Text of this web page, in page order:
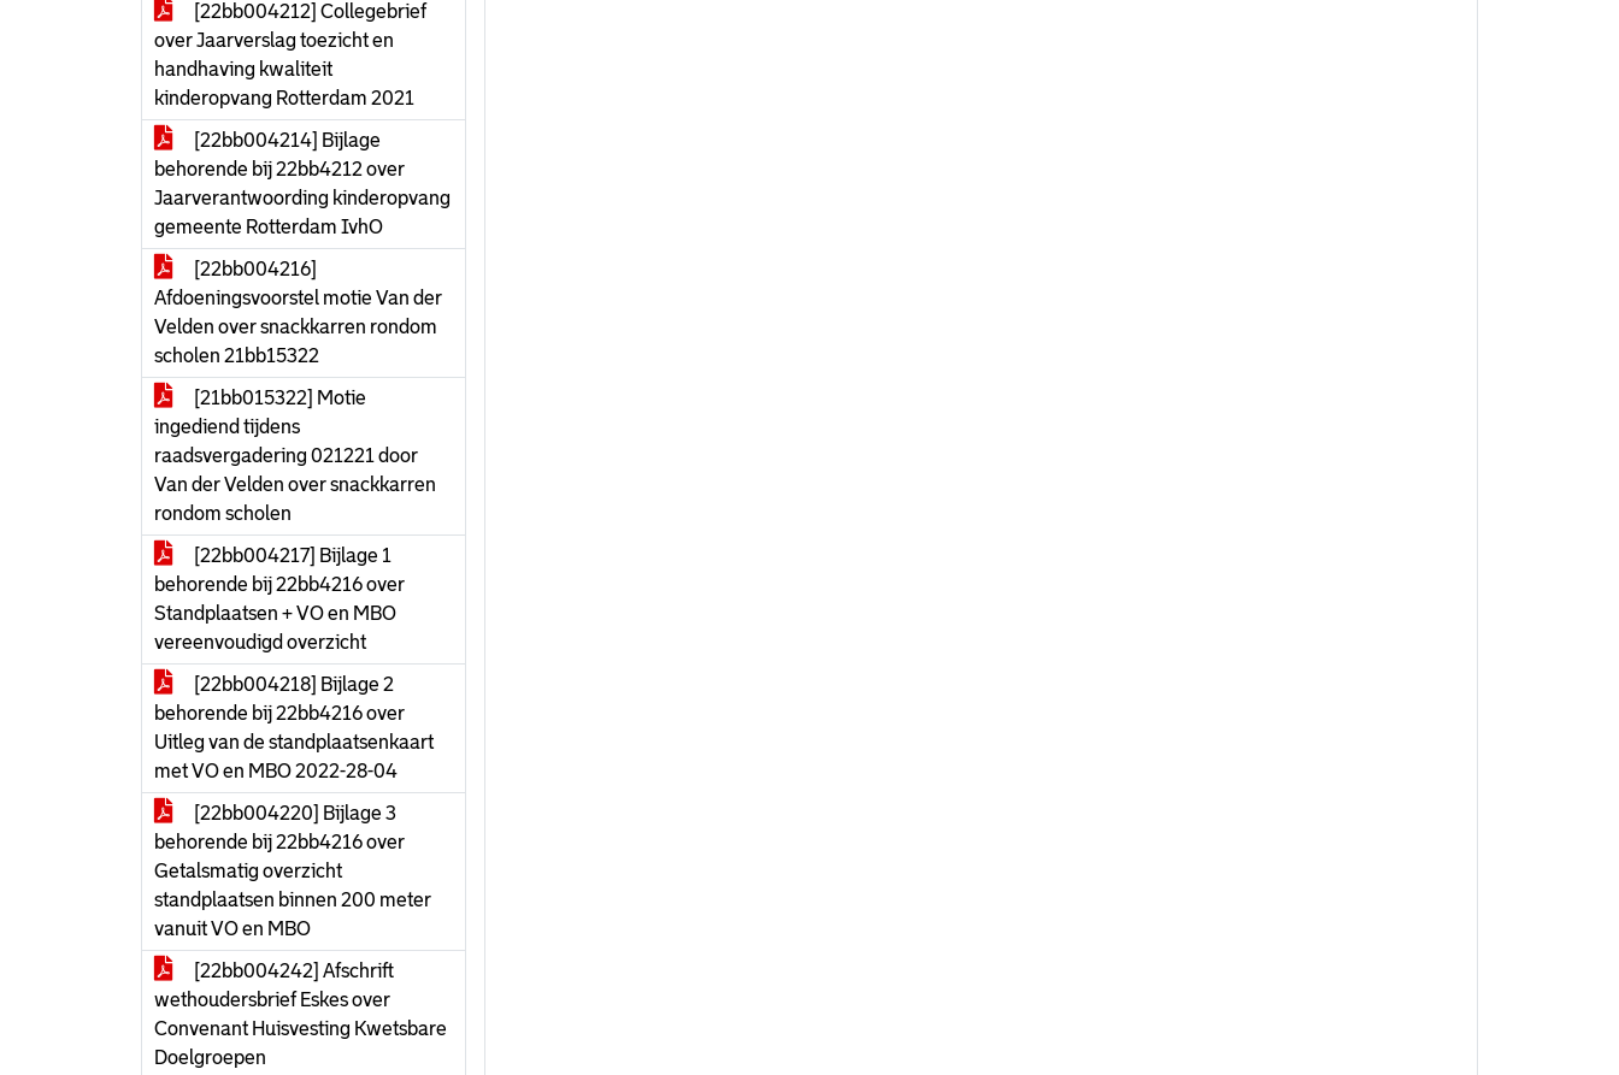
[22bb004212] Collegebrief
over Jaarverslag toezicht en
handhaving kwaliteit
kinderopvang Rotterdam 2021
[22bb004214] Bijlage
behorende bij 22bb4212 over
Jaarverantwoording kinderopvang
gemeente Rotterdam IvhO
[22bb004216]
Afdoeningsvoorstel motie Van der
Velden over snackkarren rondom
scholen 21bb15322
[21bb015322] Motie
ingediend tijdens
raadsvergadering 021221 door
Van der Velden over snackkarren
rondom scholen
[22bb004217] Bijlage 1
behorende bij 22bb4216 over
Standplaatsen + VO en MBO
vereenvoudigd overzicht
[22bb004218] Bijlage 2
behorende bij 22bb4216 over
Uitleg van de standplaatsenkaart
met VO en MBO 2022-28-04
[22bb004220] Bijlage 3
behorende bij 22bb4216 over
Getalsmatig overzicht
standplaatsen binnen 200 meter
vanuit VO en MBO
[22bb004242] Afschrift
wethoudersbrief Eskes over
Convenant Huisvesting Kwetsbare
Doelgroepen